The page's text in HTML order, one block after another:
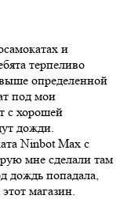
и
терпеливо
определенной
под мои
с хорошей
дожди.
Ninbot Max с
мне сделали там
дождь попадала,
магазин.